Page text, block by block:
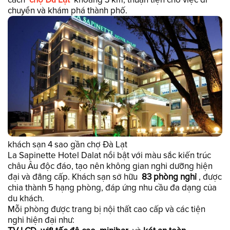
chuyển và khám phá thành phố.
khách sạn 4 sao gần chợ Đà Lạt
La Sapinette Hotel Dalat nổi bật với màu sắc kiến trúc
châu Âu độc đáo, tạo nên không gian nghỉ dưỡng hiện
đại và đẳng cấp. Khách sạn sở hữu 83 phòng nghỉ , được
chia thành 5 hạng phòng, đáp ứng nhu cầu đa dạng của
du khách.
Mỗi phòng được trang bị nội thất cao cấp và các tiện
nghi hiện đại như: